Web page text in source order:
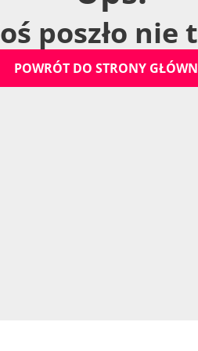
oś poszło nie t
POWRÓT DO STRONY GŁÓWN